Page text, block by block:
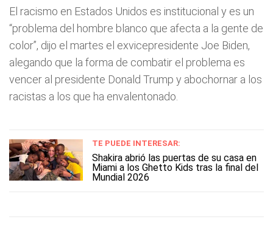
El racismo en Estados Unidos es institucional y es un
“problema del hombre blanco que afecta a la gente de
color”, dijo el martes el exvicepresidente Joe Biden,
alegando que la forma de combatir el problema es
vencer al presidente Donald Trump y abochornar a los
racistas a los que ha envalentonado.
TE PUEDE INTERESAR:
Shakira abrió las puertas de su casa en
Miami a los Ghetto Kids tras la final del
Mundial 2026